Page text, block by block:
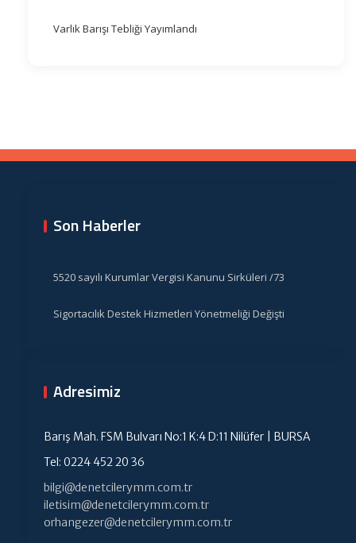
Varlık Barışı Tebliği Yayımlandı
Son Haberler
5520 sayılı Kurumlar Vergisi Kanunu Sirküleri /73
Sigortacılık Destek Hizmetleri Yönetmeliği Değişti
Adresimiz
Barış Mah. FSM Bulvarı No:1 K:4 D:11 Nilüfer | BURSA
Tel: 0224 452 20 36
bilgi@denetcilerymm.com.tr
iletisim@denetcilerymm.com.tr
orhangezer@denetcilerymm.com.tr